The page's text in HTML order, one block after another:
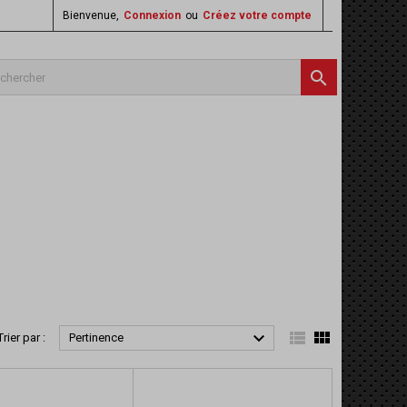
Bienvenue, Connexion ou Créez votre compte

par : Pertinence   